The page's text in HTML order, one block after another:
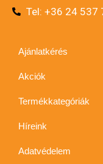
Tel: +36 24 537
Ajánlatkérés
Akciók
Termékkategóriák
Híreink
Adatvédelem